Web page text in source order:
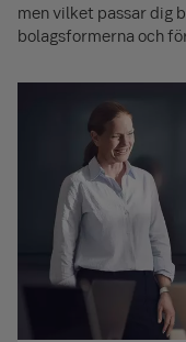
men vilket passar dig
bolagsformerna och